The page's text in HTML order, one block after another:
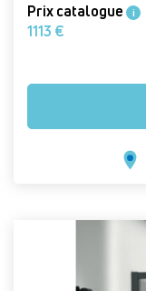
Prix catalogue i
1113 €